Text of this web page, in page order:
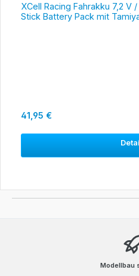
XCell Racing Fahrakku 7,2 V
Stick Battery Pack mit
Regulärer Preis:
41,95 €
Modellbau